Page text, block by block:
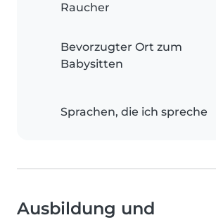
Raucher
Bevorzugter Ort zum
Babysitten
Sprachen, die ich spreche
Ausbildung und